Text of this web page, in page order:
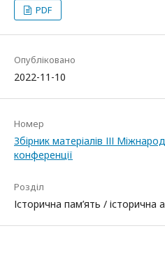
PDF
Опубліковано
2022-11-10
Номер
Збірник матеріалів ІІІ
конференції
Розділ
Історична пам’ять / історична